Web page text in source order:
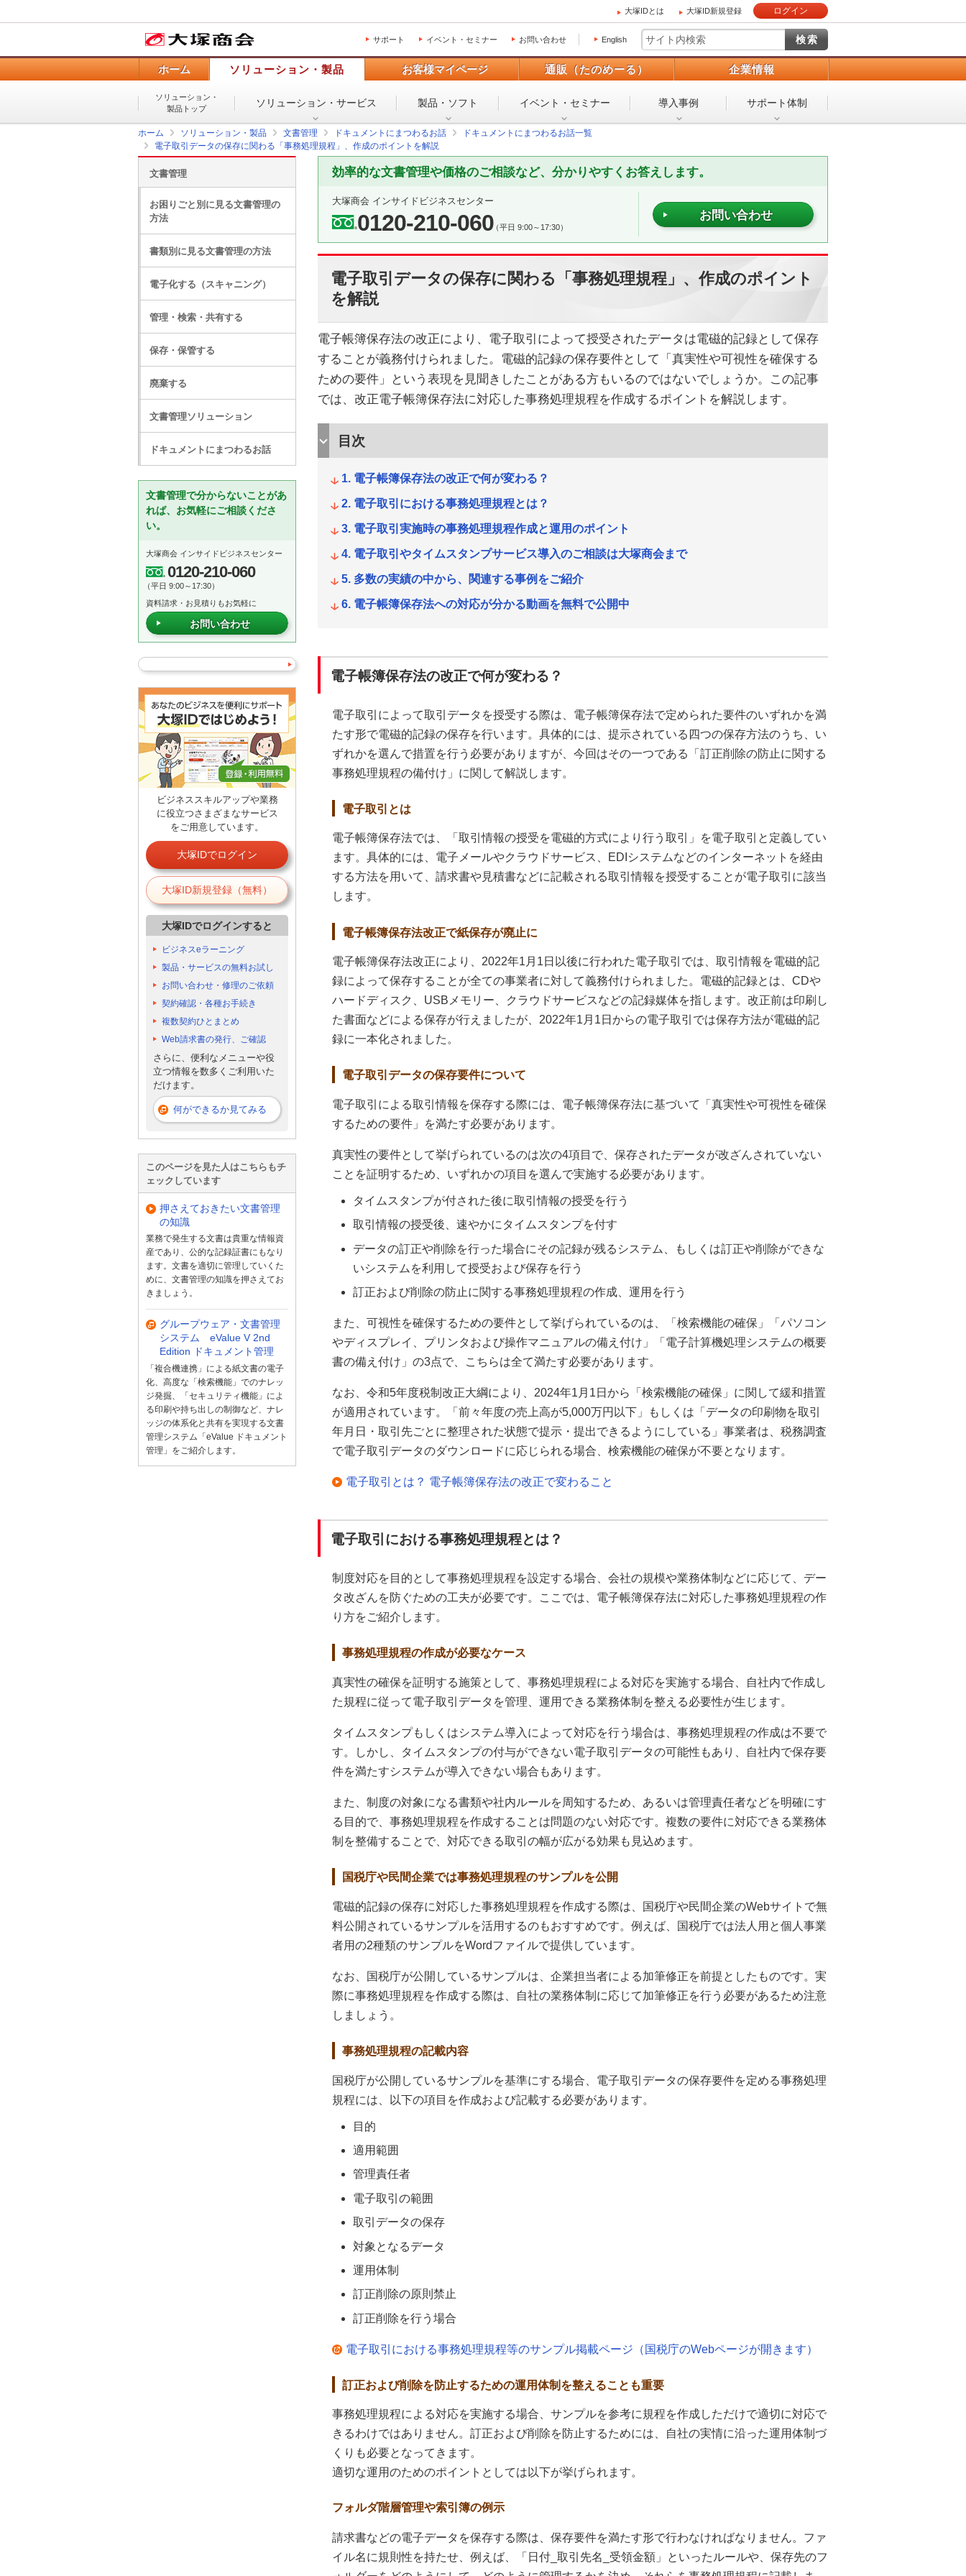
大塚IDとは 大塚ID新規登録 ログイン
サポート イベント・セミナー お問い合わせ English
ホーム ソリューション・製品 お客様マイページ 通販（たのめーる） 企業情報
ソリューション・
製品トップ
ソリューション・ サービス 製品・ソフト イベント・ セミナー 導入事例 サポート体制
ホーム ソリューション・製品 文書管理 ドキュメントにまつわるお話
ドキュメントにまつわるお話一覧
電子取引データの保存に関わる「事務処理規程」、作成のポイントを解説
効率的な文書管理や価格のご相談など、分かりやすくお答えします。
大塚商会 インサイドビジネスセンター
0120-210-060（平日 9:00～17:30）
お問い合わせ
電子取引データの保存に関わる「事務処理規程」、作成のポイント
を解説
電子帳簿保存法の改正により、電子取引によって授受されたデータは電磁的記録として保存
することが義務付けられました。電磁的記録の保存要件として「真実性や可視性を確保する
ための要件」という表現を見聞きしたことがある方もいるのではないでしょうか。この記事
では、改正電子帳簿保存法に対応した事務処理規程を作成するポイントを解説します。
目次
電子帳簿保存法の改正で何が変わる？
電子取引における事務処理規程とは？
電子取引実施時の事務処理規程作成と運用のポイント
電子取引やタイムスタンプサービス導入のご相談は大塚商会まで
多数の実績の中から、関連する事例をご紹介
電子帳簿保存法への対応が分かる動画を無料で公開中
電子帳簿保存法の改正で何が変わる？
電子取引によって取引データを授受する際は、電子帳簿保存法で定められた要件のいずれかを満
たす形で電磁的記録の保存を行います。具体的には、提示されている四つの保存方法のうち、い
ずれかを選んで措置を行う必要がありますが、今回はその一つである「訂正削除の防止に関する
事務処理規程の備付け」に関して解説します。
電子取引とは
電子帳簿保存法では、「取引情報の授受を電磁的方式により行う取引」を電子取引と定義してい
ます。具体的には、電子メールやクラウドサービス、EDIシステムなどのインターネットを経由
する方法を用いて、請求書や見積書などに記載される取引情報を授受することが電子取引に該当
します。
電子帳簿保存法改正で紙保存が廃止に
電子帳簿保存法改正により、2022年1月1日以後に行われた電子取引では、取引情報を電磁的記
録によって保存することが全ての事業者に対して義務付けられました。電磁的記録とは、CDや
ハードディスク、USBメモリー、クラウドサービスなどの記録媒体を指します。改正前は印刷し
た書面などによる保存が行えましたが、2022年1月1日からの電子取引では保存方法が電磁的記
録に一本化されました。
電子取引データの保存要件について
電子取引による取引情報を保存する際には、電子帳簿保存法に基づいて「真実性や可視性を確保
するための要件」を満たす必要があります。
真実性の要件として挙げられているのは次の4項目で、保存されたデータが改ざんされていない
ことを証明するため、いずれかの項目を選んで実施する必要があります。
タイムスタンプが付された後に取引情報の授受を行う
取引情報の授受後、速やかにタイムスタンプを付す
データの訂正や削除を行った場合にその記録が残るシステム、もしくは訂正や削除ができな
いシステムを利用して授受および保存を行う
訂正および削除の防止に関する事務処理規程の作成、運用を行う
また、可視性を確保するための要件として挙げられているのは、「検索機能の確保」「パソコン
やディスプレイ、プリンタおよび操作マニュアルの備え付け」「電子計算機処理システムの概要
書の備え付け」の3点で、こちらは全て満たす必要があります。
なお、令和5年度税制改正大綱により、2024年1月1日から「検索機能の確保」に関して緩和措置
が適用されています。「前々年度の売上高が5,000万円以下」もしくは「データの印刷物を取引
年月日・取引先ごとに整理された状態で提示・提出できるようにしている」事業者は、税務調査
で電子取引データのダウンロードに応じられる場合、検索機能の確保が不要となります。
電子取引とは？ 電子帳簿保存法の改正で変わること
電子取引における事務処理規程とは？
制度対応を目的として事務処理規程を設定する場合、会社の規模や業務体制などに応じて、デー
タ改ざんを防ぐための工夫が必要です。ここでは、電子帳簿保存法に対応した事務処理規程の作
り方をご紹介します。
事務処理規程の作成が必要なケース
真実性の確保を証明する施策として、事務処理規程による対応を実施する場合、自社内で作成し
た規程に従って電子取引データを管理、運用できる業務体制を整える必要性が生じます。
タイムスタンプもしくはシステム導入によって対応を行う場合は、事務処理規程の作成は不要で
す。しかし、タイムスタンプの付与ができない電子取引データの可能性もあり、自社内で保存要
件を満たすシステムが導入できない場合もあります。
また、制度の対象になる書類や社内ルールを周知するため、あるいは管理責任者などを明確にす
る目的で、事務処理規程を作成することは問題のない対応です。複数の要件に対応できる業務体
制を整備することで、対応できる取引の幅が広がる効果も見込めます。
国税庁や民間企業では事務処理規程のサンプルを公開
電磁的記録の保存に対応した事務処理規程を作成する際は、国税庁や民間企業のWebサイトで無
料公開されているサンプルを活用するのもおすすめです。例えば、国税庁では法人用と個人事業
者用の2種類のサンプルをWordファイルで提供しています。
なお、国税庁が公開しているサンプルは、企業担当者による加筆修正を前提としたものです。実
際に事務処理規程を作成する際は、自社の業務体制に応じて加筆修正を行う必要があるため注意
しましょう。
事務処理規程の記載内容
国税庁が公開しているサンプルを基準にする場合、電子取引データの保存要件を定める事務処理
規程には、以下の項目を作成および記載する必要があります。
目的
適用範囲
管理責任者
電子取引の範囲
取引データの保存
対象となるデータ
運用体制
訂正削除の原則禁止
訂正削除を行う場合
電子取引における事務処理規程等のサンプル掲載ページ（国税庁のWebページが開きます）
訂正および削除を防止するための運用体制を整えることも重要
事務処理規程による対応を実施する場合、サンプルを参考に規程を作成しただけで適切に対応で
きるわけではありません。訂正および削除を防止するためには、自社の実情に沿った運用体制づ
くりも必要となってきます。
適切な運用のためのポイントとしては以下が挙げられます。
フォルダ階層管理や索引簿の例示
請求書などの電子データを保存する際は、保存要件を満たす形で行わなければなりません。ファ
イル名に規則性を持たせ、例えば、「日付_取引先名_受領金額」といったルールや、保存先のフ
文書管理
お困りごと別に見る文書管理の
方法
書類別に見る文書管理の方法
電子化する（スキャニング）
管理・検索・共有する
保存・保管する
廃棄する
文書管理ソリューション
ドキュメントにまつわるお話
文書管理で分からないことがあ
れば、お気軽にご相談くださ
い。
大塚商会 インサイドビジネスセンター
0120-210-060
（平日 9:00～17:30）
資料請求・お見積りもお気軽に
お問い合わせ
ビジネススキルアップや業務
に役立つさまざまなサービス
をご用意しています。
大塚IDでログイン
大塚ID新規登録（無料）
大塚IDでログインすると
ビジネスeラーニング
製品・サービスの無料お試し
お問い合わせ・修理のご依頼
契約確認・各種お手続き
複数契約ひとまとめ
Web請求書の発行、ご確認
さらに、便利なメニューや役
立つ情報を数多くご利用いた
だけます。
何ができるか見てみる
このページを見た人はこちらもチ
ェックしています
押さえておきたい文書管理
の知識
業務で発生する文書は貴重な情報資
産であり、公的な記録証書にもなり
ます。文書を適切に管理していくた
めに、文書管理の知識を押さえてお
きましょう。
グループウェア・文書管理
システム eValue V 2nd
Edition ドキュメント管理
「複合機連携」による紙文書の電子
化、高度な「検索機能」でのナレッ
ジ発掘、「セキュリティ機能」によ
る印刷や持ち出しの制御など、ナレ
ッジの体系化と共有を実現する文書
管理システム「eValue ドキュメント
管理」をご紹介します。